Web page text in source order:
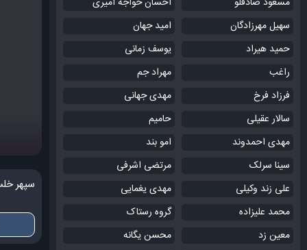
سپهر
سهیل مهرزادگان
امید جهان
حمید هیراد
یوسف زمانی
راغب
مهراد جم
فرزاد فرخ
مهدی جهانی
سالار عقیلی
حامیم
مهدی احمدوند
امو بند
سینا سرلک
مرتضی اشرفی
علی زند وکیلی
مهدی یغمایی
محمد علیزاده
گروه رستاک
معین زد
محسن یگانه